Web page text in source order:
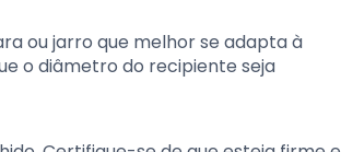
ou jarro que melhor se adapta à
o diâmetro do recipiente seja